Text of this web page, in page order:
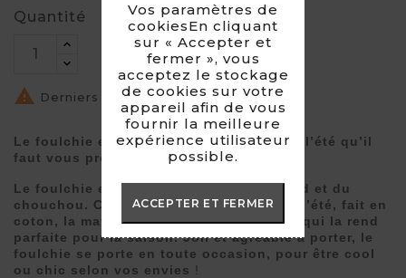
Vos paramètres de
cookiesEn cliquant
sur « Accepter et
fermer », vous
acceptez le stockage
de cookies sur votre
appareil afin de vous
fournir la meilleure
expérience utilisateur
possible.
ACCEPTER ET FERMER
Quantité
 Derniers articles en stock
Le foulchie est l’accessoire tendance de l’été qu’il
faut vous procurer !
Le foulchie est né de l’alliance du foulard et du
chouchou. Ce chouchou est pensé pour l’été, fait en
coton, la matière est douce et légère, ce qui la rend
parfaite pour la saison. Joli et agréable à porter, le
foulchie se porte en toute occasion, pour être cool
ou chic selon vos envies !